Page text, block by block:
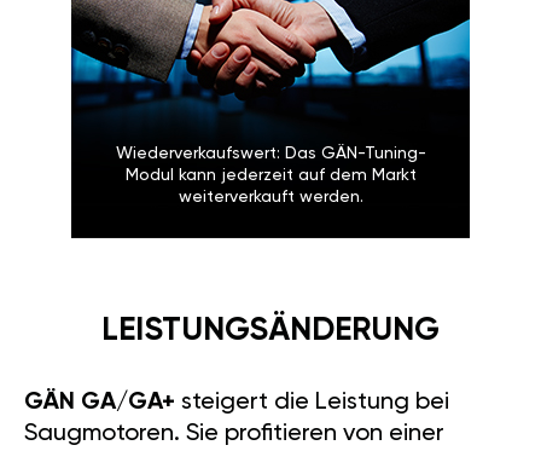
Wiederverkaufswert: Das GÄN-Tuning-
Modul kann jederzeit auf dem Markt
weiterverkauft werden.
LEISTUNGSÄNDERUNG
GÄN GA/GA+ steigert die Leistung bei
Saugmotoren. Sie profitieren von einer